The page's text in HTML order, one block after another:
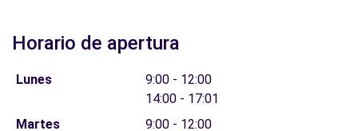
Horario de apertura
Lunes
9:00 - 12:00
14:00 - 17:01
Martes
9:00 - 12:00